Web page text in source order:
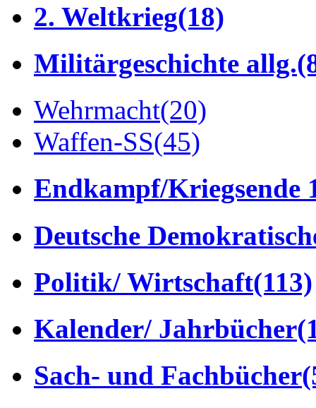
2. Weltkrieg(18)
Militärgeschichte allg.
Wehrmacht(20)
Waffen-SS(45)
Endkampf/Kriegsende
Deutsche
Politik/ Wirtschaft(113)
Kalender/ Jahrbücher
Sach- und Fachbücher